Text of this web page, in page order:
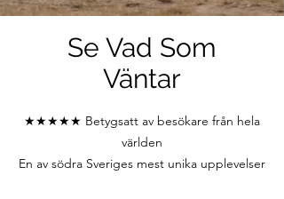
Se Vad Som
Väntar
★★★★★ Betygsatt av besökare från hela
världen
En av södra Sveriges mest unika upplevelser